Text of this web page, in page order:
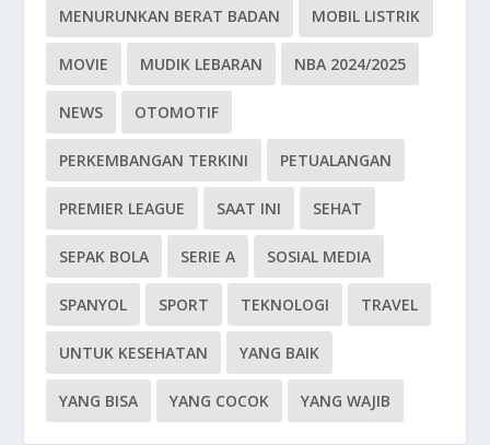
MENURUNKAN BERAT BADAN MOBIL LISTRIK
MOVIE MUDIK LEBARAN NBA 2024/2025
NEWS OTOMOTIF
PERKEMBANGAN TERKINI PETUALANGAN
PREMIER LEAGUE SAAT INI SEHAT
SEPAK BOLA SERIE A SOSIAL MEDIA
SPANYOL SPORT TEKNOLOGI TRAVEL
UNTUK KESEHATAN YANG BAIK
YANG BISA YANG COCOK YANG WAJIB